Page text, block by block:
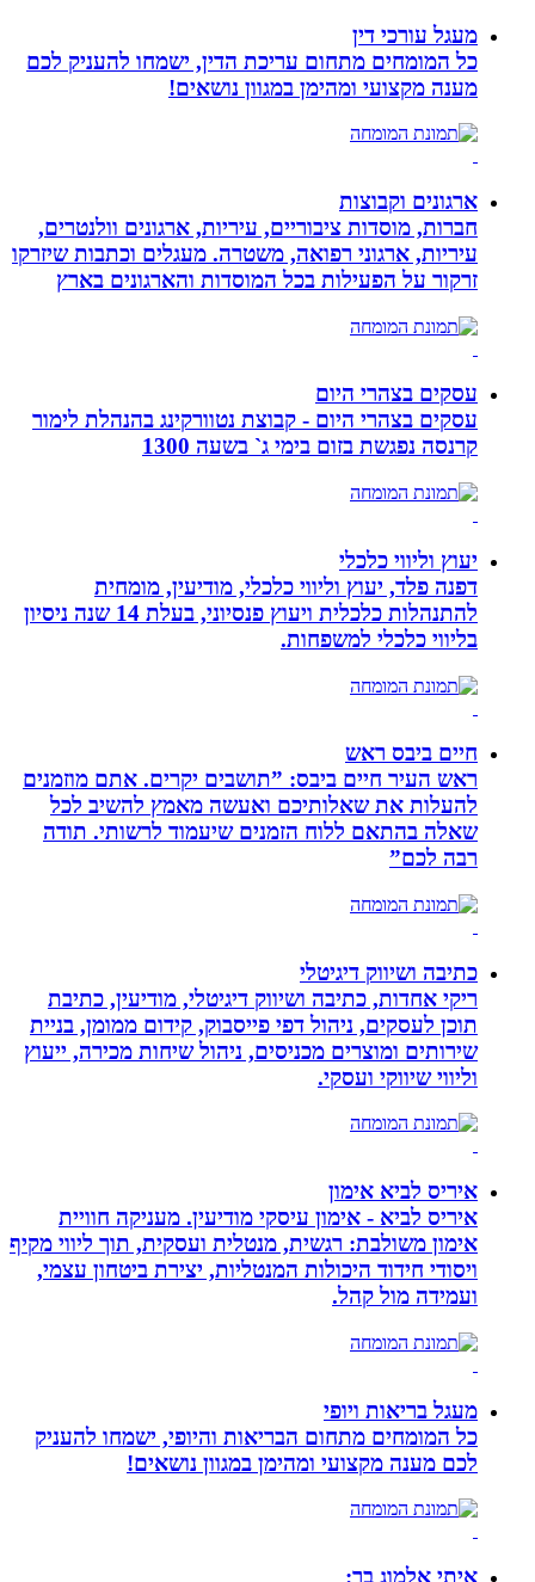
מעגל עורכי דין
כל המומחים מתחום עריכת הדין, ישמחו להעניק לכם
מענה מקצועי ומהימן במגוון נושאים!
ארגונים וקבוצות
חברות, מוסדות ציבוריים, עיריות, ארגונים וולנטרים,
עיריות, ארגוני רפואה, משטרה. מעגלים וכתבות שיזרקו
זרקור על הפעילות בכל המוסדות והארגונים בארץ
עסקים בצהרי היום
עסקים בצהרי היום - קבוצת נטוורקינג בהנהלת לימור
קרנסה נפגשת בזום בימי ג` בשעה 1300
יעוץ וליווי כלכלי
דפנה פלד, יעוץ וליווי כלכלי, מודיעין, מומחית
להתנהלות כלכלית ויעוץ פנסיוני, בעלת 14 שנה ניסיון
בליווי כלכלי למשפחות.
חיים ביבס ראש
ראש העיר חיים ביבס: ”תושבים יקרים. אתם מוזמנים
להעלות את שאלותיכם ואעשה מאמץ להשיב לכל
שאלה בהתאם ללוח הזמנים שיעמוד לרשותי. תודה
רבה לכם”
כתיבה ושיווק דיגיטלי
ריקי אחדות, כתיבה ושיווק דיגיטלי, מודיעין, כתיבת
תוכן לעסקים, ניהול דפי פייסבוק, קידום ממומן, בניית
שירותים ומוצרים מכניסים, ניהול שיחות מכירה, ייעוץ
וליווי שיווקי ועסקי.
איריס לביא אימון
איריס לביא - אימון עיסקי מודיעין. מעניקה חוויית
אימון משולבת: רגשית, מנטלית ועסקית, תוך ליווי מקיף
ויסודי חידוד היכולות המנטליות, יצירת ביטחון עצמי,
ועמידה מול קהל.
מעגל בריאות ויופי
כל המומחים מתחום הבריאות והיופי, ישמחו להעניק
לכם מענה מקצועי ומהימן במגוון נושאים!
איתי אלמוג בר: